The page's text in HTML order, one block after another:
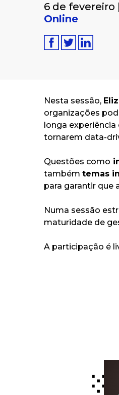
6 de fevereiro
Online
Nesta sessão,
organizações
longa experiência
tornarem data-
Questões como
também temas
para garantir que
Numa sessão
maturidade de
A participação é